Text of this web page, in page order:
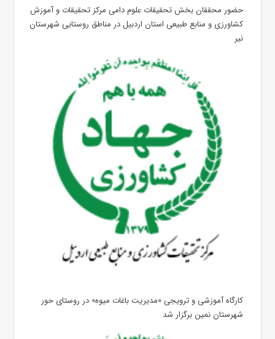
حضور محققان بخش تحقیقات علوم دامی مرکز تحقیقات و آموزش
کشاورزی و منابع طبیعی استان اردبیل در مناطق روستایی شهرستان
نیر
کارگاه آموزشی و ترویجی «مدیریت باغات میوه» در روستای حور
شهرستان نمین برگزار شد